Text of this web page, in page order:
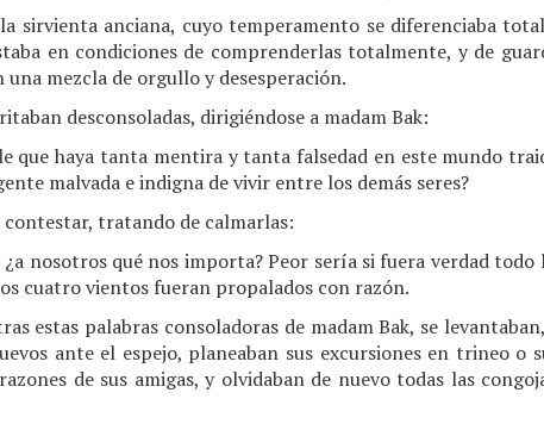
sirvienta anciana, cuyo temperamento se diferenciaba
en condiciones de comprenderlas totalmente, y de
una mezcla de orgullo y desesperación.
desconsoladas, dirigiéndose a madam Bak:
que haya tanta mentira y tanta falsedad en este mundo
malvada e indigna de vivir entre los demás seres?
contestar, tratando de calmarlas:
nosotros qué nos importa? Peor sería si fuera verdad
cuatro vientos fueran propalados con razón.
estas palabras consoladoras de madam Bak, se
ante el espejo, planeaban sus excursiones en trineo o
de sus amigas, y olvidaban de nuevo todas las